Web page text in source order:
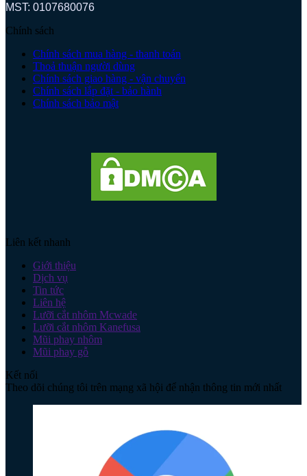
MST: 0107680076
Chính sách
Chính sách mua hàng - thanh toán
Thoả thuận người dùng
Chính sách giao hàng - vận chuyển
Chính sách lắp đặt - bảo hành
Chính sách bảo mật
Liên kết nhanh
Giới thiệu
Dịch vụ
Tin tức
Liên hệ
Lưỡi cắt nhôm Mcwade
Lưỡi cắt nhôm Kanefusa
Mũi phay nhôm
Mũi phay gỗ
Kết nối
Theo dõi chúng tôi trên mạng xã hội để nhận thông tin mới nhất